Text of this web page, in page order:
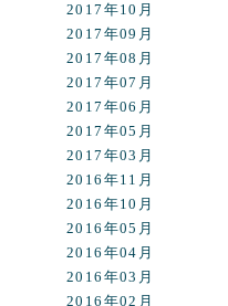
2017年10月
2017年09月
2017年08月
2017年07月
2017年06月
2017年05月
2017年03月
2016年11月
2016年10月
2016年05月
2016年04月
2016年03月
2016年02月